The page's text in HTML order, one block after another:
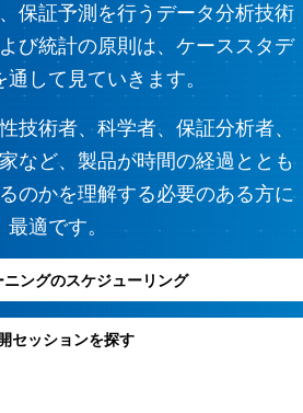
保証予測を行うデータ分析技術
び統計の原則は、ケーススタデ
通して見ていきます。
技術者、科学者、保証分析者、
など、製品が時間の経過ととも
のかを理解する必要のある方に
最適です。
ニングのスケジューリング
セッションを探す